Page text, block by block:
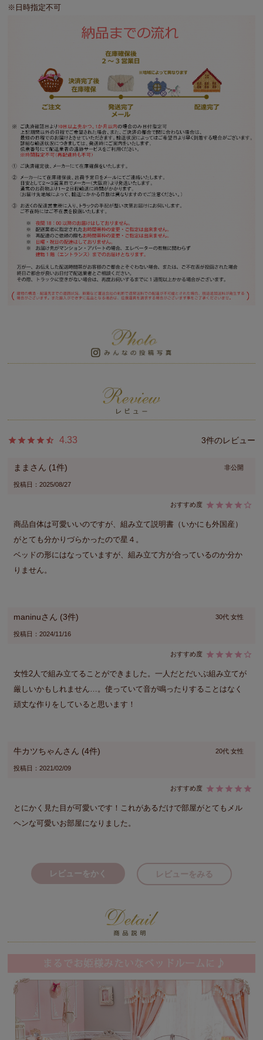
※日時指定不可
4.33 3
まま 1 非公開
投稿日 2025/08/27
商品自体は可愛いいのですが、組み立て説明書（いかにも外国産）
がとても分かりづらかったので星４。
ベッドの形にはなっていますが、組み立て方が合っているのか分か
りません。
maninu 3 30代 女性
投稿日 2024/11/16
女性2人で組み立てることができました。一人だとだいぶ組み立てが
厳しいかもしれません…。使っていて音が鳴ったりすることはなく
頑丈な作りをしていると思います！
牛カツちゃん 4 20代 女性
投稿日 2021/02/09
とにかく見た目が可愛いです！これがあるだけで部屋がとてもメル
ヘンな可愛いお部屋になりました。
レビューをかく レビューをみる